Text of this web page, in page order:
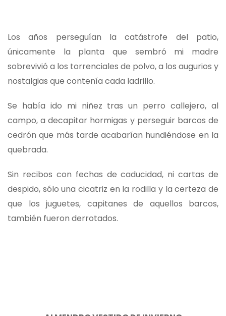
Los años perseguían la catástrofe del patio,
únicamente la planta que sembró mi madre
sobrevivió a los torrenciales de polvo, a los augurios y
nostalgias que contenía cada ladrillo.
Se había ido mi niñez tras un perro callejero, al
campo, a decapitar hormigas y perseguir barcos de
cedrón que más tarde acabarían hundiéndose en la
quebrada.
Sin recibos con fechas de caducidad, ni cartas de
despido, sólo una cicatriz en la rodilla y la certeza de
que los juguetes, capitanes de aquellos barcos,
también fueron derrotados.